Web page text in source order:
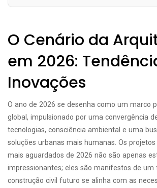
O Cenário da
em 2026:
Inovações
O ano de 2026 se desenha como um marco
global, impulsionado por uma convergência
tecnologias, consciência ambiental e uma
soluções urbanas mais humanas. Os
mais aguardados de 2026 não são apenas
impressionantes; eles são manifestos de um
construção civil futuro se alinha com as